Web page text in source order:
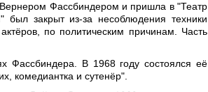
Фассбиндером и пришла в "Театр
закрыт из-за несоблюдения техники
по политическим причинам. Часть
Фассбиндера. В 1968 году состоялся её
комедиантка и сутенёр".